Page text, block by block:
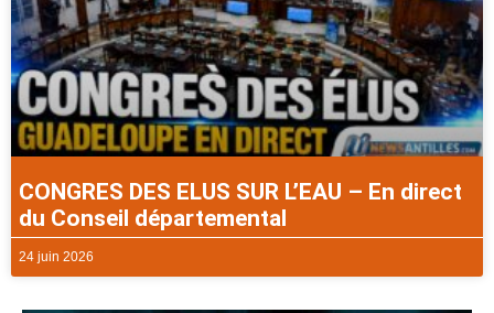
CONGRES DES ELUS SUR L’EAU – En direct
du Conseil départemental
24 juin 2026